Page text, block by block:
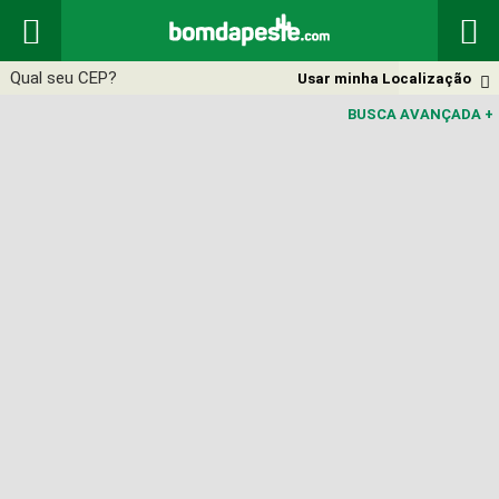
 

Usar minha Localização
BUSCA AVANÇADA +